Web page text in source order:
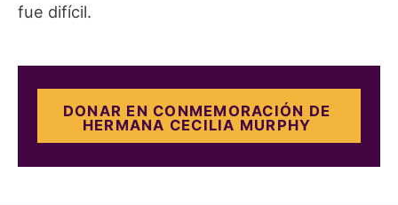
fue difícil.
DONAR EN CONMEMORACIÓN DE
HERMANA CECILIA MURPHY